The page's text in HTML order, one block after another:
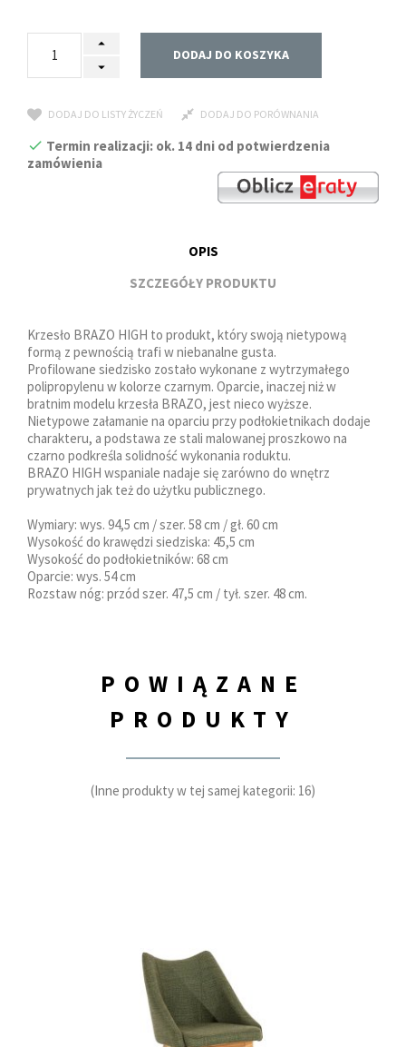
DODAJ DO KOSZYKA
DODAJ DO LISTY ŻYCZEŃ DODAJ DO PORÓWNANIA
Termin realizacji: ok. 14 dni od potwierdzenia
zamówienia
OPIS
SZCZEGÓŁY PRODUKTU
Krzesło BRAZO HIGH to produkt, który swoją nietypową
formą z pewnością trafi w niebanalne gusta.
Profilowane siedzisko zostało wykonane z wytrzymałego
polipropylenu w kolorze czarnym. Oparcie, inaczej niż w
bratnim modelu krzesła BRAZO, jest nieco wyższe.
Nietypowe załamanie na oparciu przy podłokietnikach dodaje
charakteru, a podstawa ze stali malowanej proszkowo na
czarno podkreśla solidność wykonania roduktu.
BRAZO HIGH wspaniale nadaje się zarówno do wnętrz
prywatnych jak też do użytku publicznego.
Wymiary: wys. 94,5 cm / szer. 58 cm / gł. 60 cm
Wysokość do krawędzi siedziska: 45,5 cm
Wysokość do podłokietników: 68 cm
Oparcie: wys. 54 cm
Rozstaw nóg: przód szer. 47,5 cm / tył. szer. 48 cm.
POWIĄZANE
PRODUKTY
(Inne produkty w tej samej kategorii: 16)